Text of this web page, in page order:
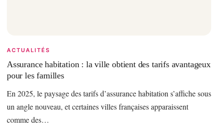
ACTUALITÉS
Assurance habitation : la ville obtient des tarifs avantageux
pour les familles
En 2025, le paysage des tarifs d’assurance habitation s’affiche sous
un angle nouveau, et certaines villes françaises apparaissent
comme des…